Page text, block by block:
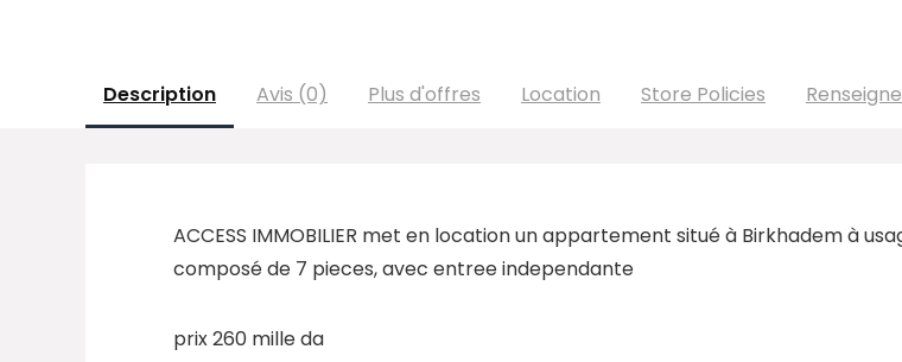
Description Avis (0) Plus d'offres Location Store Policies
ACCESS IMMOBILIER met en location un appartement situé à Birkhadem à
composé de 7 pieces, avec entree independante
prix 260 mille da